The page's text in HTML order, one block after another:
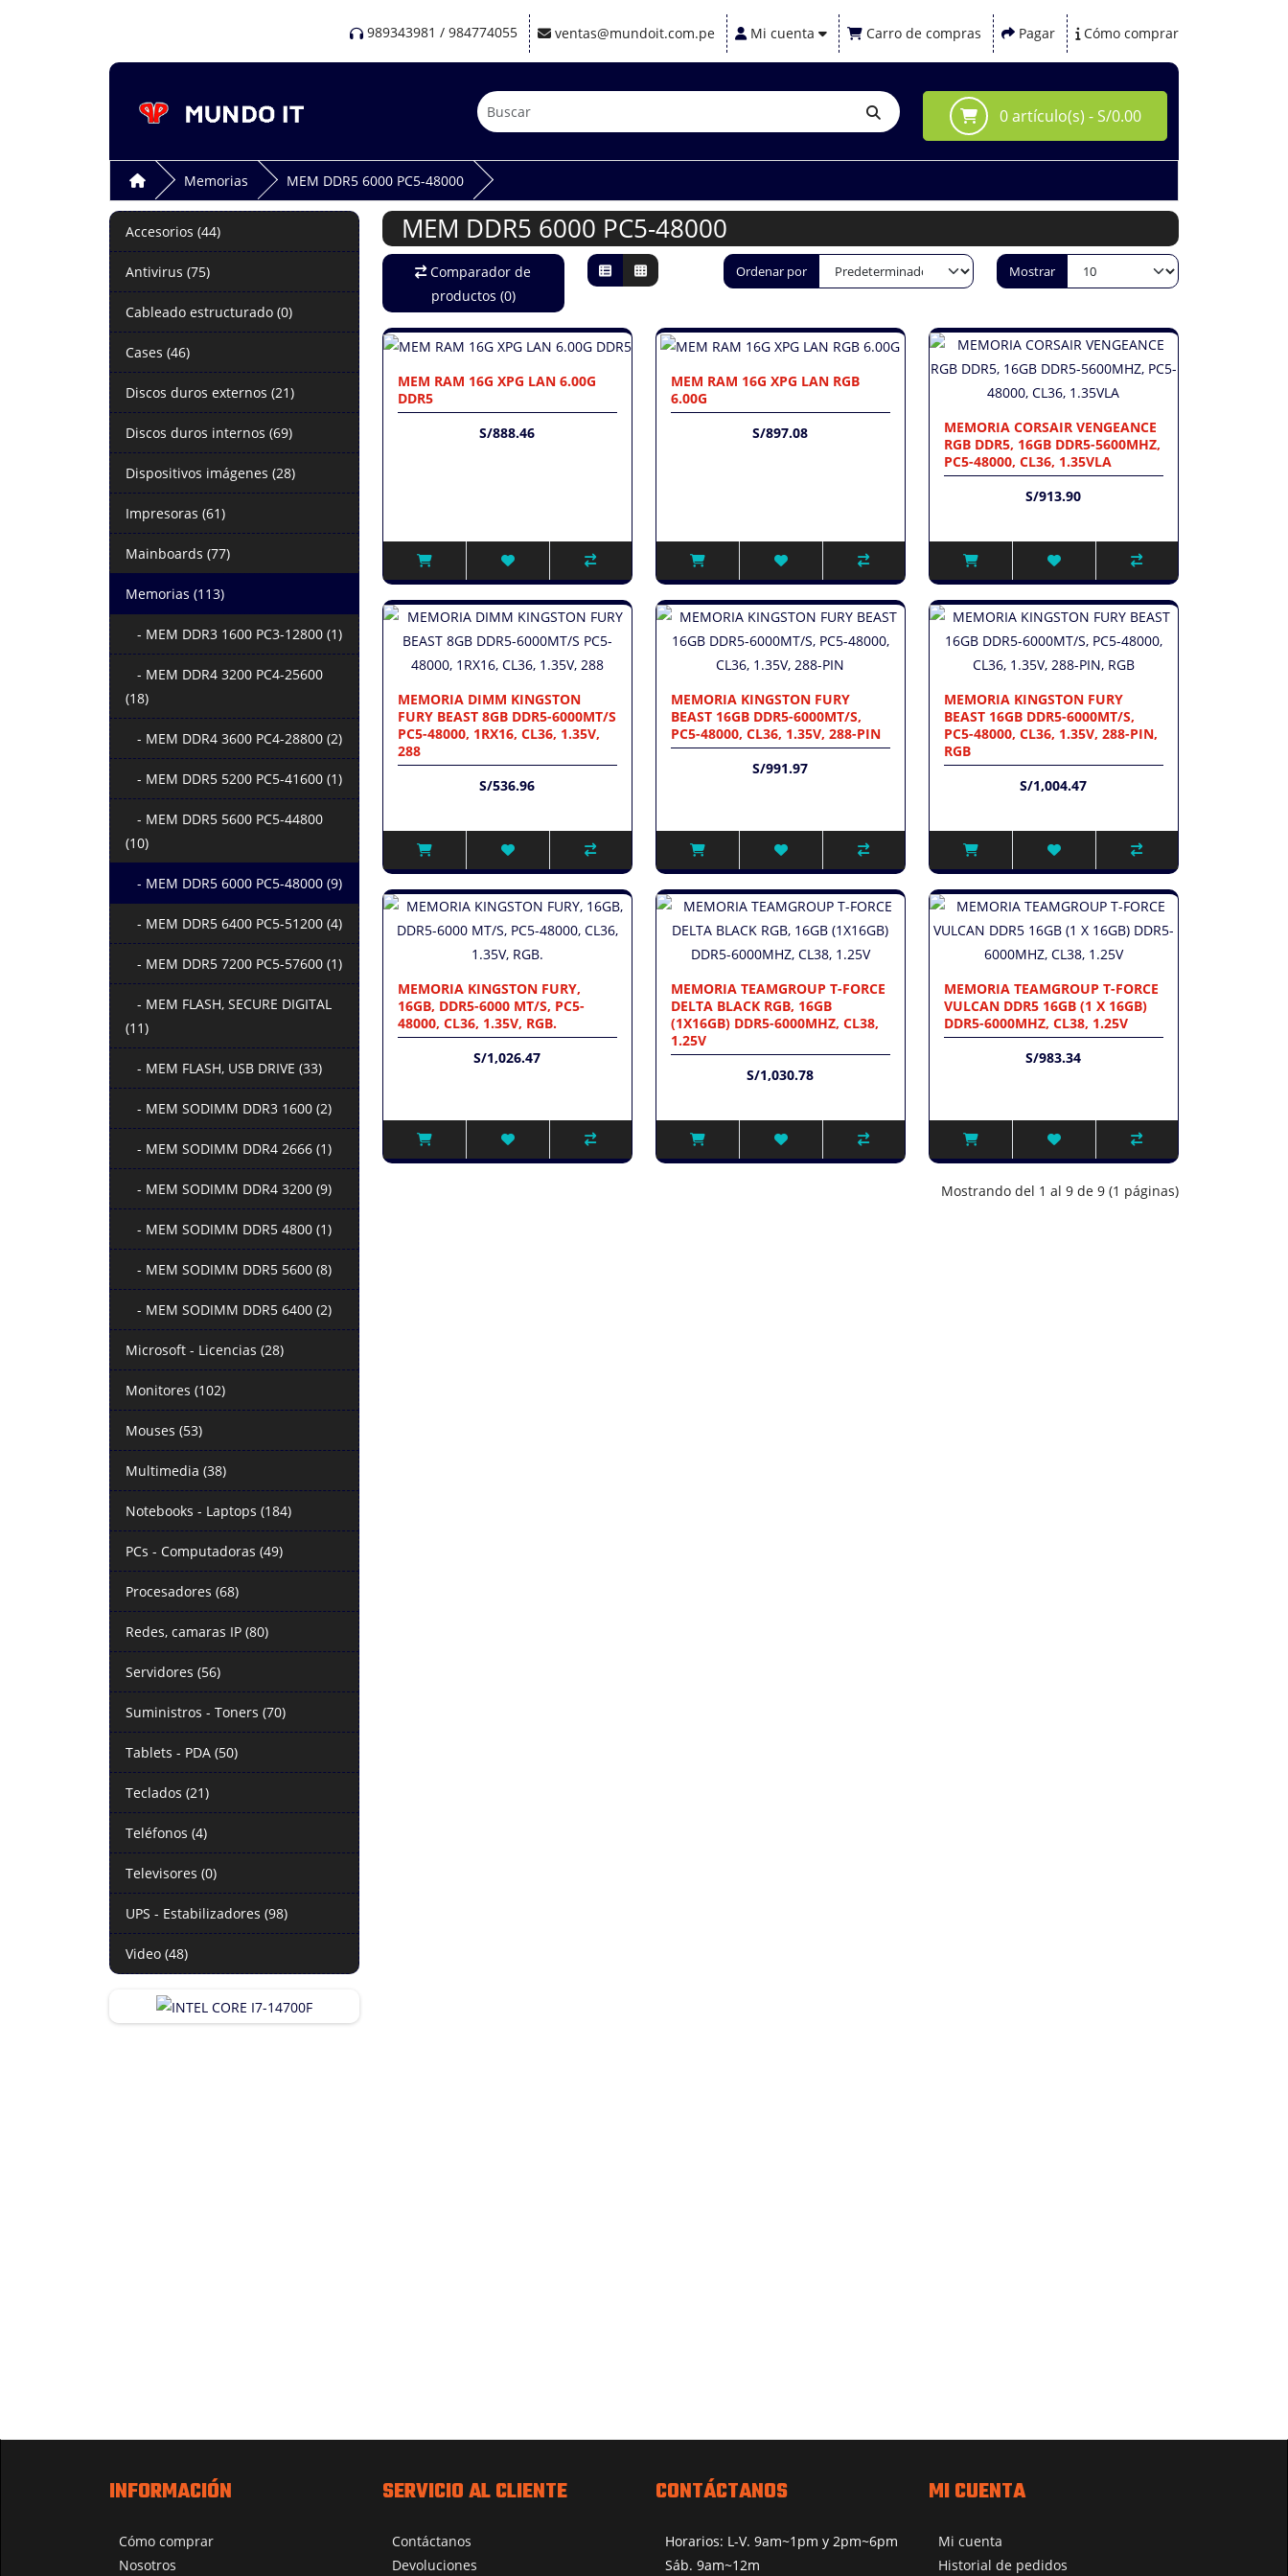
989343981 / 984774055 ventas@mundoit.com.pe Mi cuenta Carro de compras Pagar Cómo comprar
0 artículo(s) - S/0.00
Memorias MEM DDR5 6000 PC5-48000
Accesorios (44)
Antivirus (75)
Cableado estructurado (0)
Cases (46)
Discos duros externos (21)
Discos duros internos (69)
Dispositivos imágenes (28)
Impresoras (61)
Mainboards (77)
Memorias (113)
- MEM DDR3 1600 PC3-12800 (1)
- MEM DDR4 3200 PC4-25600
(18)
- MEM DDR4 3600 PC4-28800 (2)
- MEM DDR5 5200 PC5-41600 (1)
- MEM DDR5 5600 PC5-44800
(10)
- MEM DDR5 6000 PC5-48000 (9)
- MEM DDR5 6400 PC5-51200 (4)
- MEM DDR5 7200 PC5-57600 (1)
- MEM FLASH, SECURE DIGITAL
(11)
- MEM FLASH, USB DRIVE (33)
- MEM SODIMM DDR3 1600 (2)
- MEM SODIMM DDR4 2666 (1)
- MEM SODIMM DDR4 3200 (9)
- MEM SODIMM DDR5 4800 (1)
- MEM SODIMM DDR5 5600 (8)
- MEM SODIMM DDR5 6400 (2)
Microsoft - Licencias (28)
Monitores (102)
Mouses (53)
Multimedia (38)
Notebooks - Laptops (184)
PCs - Computadoras (49)
Procesadores (68)
Redes, camaras IP (80)
Servidores (56)
Suministros - Toners (70)
Tablets - PDA (50)
Teclados (21)
Teléfonos (4)
Televisores (0)
UPS - Estabilizadores (98)
Video (48)
MEM DDR5 6000 PC5-48000
Comparador de
productos (0)
Ordenar por Mostrar
MEM RAM 16G XPG LAN 6.00G
DDR5
S/888.46
MEM RAM 16G XPG LAN RGB
6.00G
S/897.08
MEMORIA CORSAIR VENGEANCE
RGB DDR5, 16GB DDR5-5600MHZ,
PC5-48000, CL36, 1.35VLA
S/913.90
MEMORIA DIMM KINGSTON
FURY BEAST 8GB DDR5-6000MT/S
PC5-48000, 1RX16, CL36, 1.35V,
288
S/536.96
MEMORIA KINGSTON FURY
BEAST 16GB DDR5-6000MT/S,
PC5-48000, CL36, 1.35V, 288-PIN
S/991.97
MEMORIA KINGSTON FURY
BEAST 16GB DDR5-6000MT/S,
PC5-48000, CL36, 1.35V, 288-PIN,
RGB
S/1,004.47
MEMORIA KINGSTON FURY,
16GB, DDR5-6000 MT/S, PC5-
48000, CL36, 1.35V, RGB.
S/1,026.47
MEMORIA TEAMGROUP T-FORCE
DELTA BLACK RGB, 16GB
(1X16GB) DDR5-6000MHZ, CL38,
1.25V
S/1,030.78
MEMORIA TEAMGROUP T-FORCE
VULCAN DDR5 16GB (1 X 16GB)
DDR5-6000MHZ, CL38, 1.25V
S/983.34
Mostrando del 1 al 9 de 9 (1 páginas)
INFORMACIÓN
Cómo comprar
Nosotros
SERVICIO AL CLIENTE
Contáctanos
Devoluciones
CONTÁCTANOS
Horarios: L-V. 9am~1pm y 2pm~6pm
Sáb. 9am~12m
MI CUENTA
Mi cuenta
Historial de pedidos